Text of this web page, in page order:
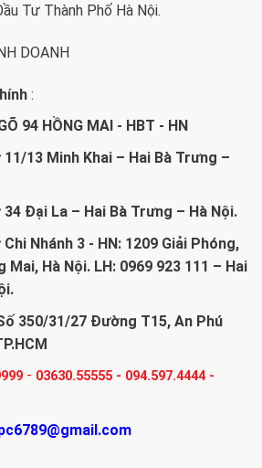
Tư Thành Phố Hà Nội.
DOANH
:
94 HỒNG MAI - HBT - HN
11/13 Minh Khai – Hai Bà Trưng –
34 Đại La – Hai Bà Trưng – Hà Nội.
Chi Nhánh 3 - HN: 1209 Giải Phóng,
Mai, Hà Nội. LH: 0969 923 111 – Hai
350/31/27 Đường T15, An Phú
- 03630.55555- 094.597.4444-